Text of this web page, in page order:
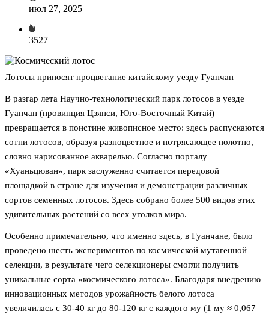
июл 27, 2025
3527
Лотосы приносят процветание китайскому уезду Гуанчан
В разгар лета Научно-технологический парк лотосов в уезде
Гуанчан (провинция Цзянси, Юго-Восточный Китай)
превращается в поистине живописное место: здесь распускаются
сотни лотосов, образуя разноцветное и потрясающее полотно,
словно нарисованное акварелью. Согласно порталу
«Хуаньцюван», парк заслуженно считается передовой
площадкой в стране для изучения и демонстрации различных
сортов семенных лотосов. Здесь собрано более 500 видов этих
удивительных растений со всех уголков мира.
Особенно примечательно, что именно здесь, в Гуанчане, было
проведено шесть экспериментов по космической мутагенной
селекции, в результате чего селекционеры смогли получить
уникальные сорта «космического лотоса». Благодаря внедрению
инновационных методов урожайность белого лотоса
увеличилась с 30-40 кг до 80-120 кг с каждого му (1 му ≈ 0,067